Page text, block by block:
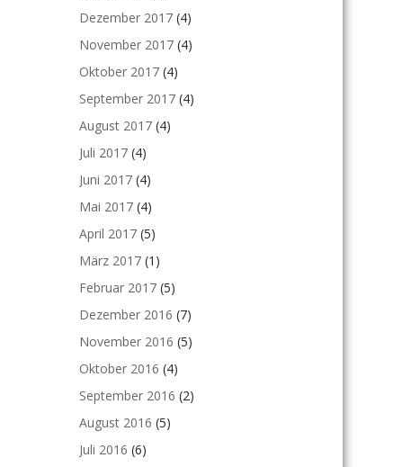
Dezember 2017 (4)
November 2017 (4)
Oktober 2017 (4)
September 2017 (4)
August 2017 (4)
Juli 2017 (4)
Juni 2017 (4)
Mai 2017 (4)
April 2017 (5)
März 2017 (1)
Februar 2017 (5)
Dezember 2016 (7)
November 2016 (5)
Oktober 2016 (4)
September 2016 (2)
August 2016 (5)
Juli 2016 (6)